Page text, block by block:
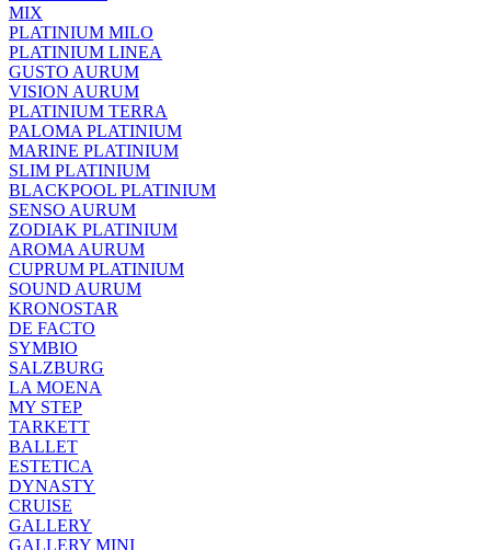
MIX
PLATINIUM MILO
PLATINIUM LINEA
GUSTO AURUM
VISION AURUM
PLATINIUM TERRA
PALOMA PLATINIUM
MARINE PLATINIUM
SLIM PLATINIUM
BLACKPOOL PLATINIUM
SENSO AURUM
ZODIAK PLATINIUM
AROMA AURUM
CUPRUM PLATINIUM
SOUND AURUM
KRONOSTAR
DE FACTO
SYMBIO
SALZBURG
LA MOENA
MY STEP
TARKETT
BALLET
ESTETICA
DYNASTY
CRUISE
GALLERY
GALLERY MINI